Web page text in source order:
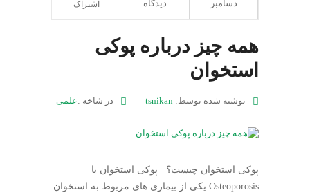
دسامبر دیدگاه اشتراک
همه چیز درباره پوکی
استخوان
نوشته شده توسط: tsnikan در شاخه :علمی
پوکی استخوان چیست؟ پوکی استخوان یا
Osteoporosis یکی از بیماری های مربوط به استخوان